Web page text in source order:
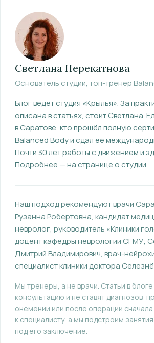
Светлана Перекатнова
Основатель студии, топ-тренер
Блог ведёт студия «Крылья». За
описана в статьях, стоит Светлана.
в Саратове, кто прошёл полную
Balanced Body и сдал её
Почти 30 лет работы с движением и
Подробнее —на странице о студии.
Наш подход рекомендуют врачи
Рузанна Робертовна, кандидат
невролог, руководитель «Клиники
доцент кафедры неврологии СГМУ;
Дмитрий Владимирович, врач-
специалист клиники доктора
Мы тренеры, а не врачи. Статьи в
консультацию и не ставят диагнозов:
онемении или после операции сначала
к специалисту, а мы подстроим занятия
под его заключение.